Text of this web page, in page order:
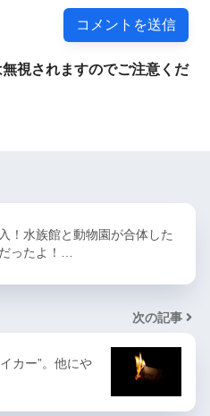
視されますのでご注意くだ
！水族館と動物園が合体した
ったよ！…
次の記事
カー”。他にや